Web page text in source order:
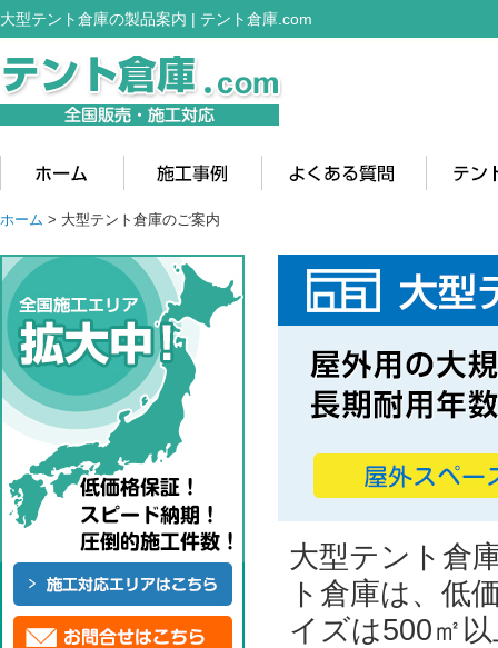
大型テント倉庫の製品案内 | テント倉庫.com
ホーム > 大型テント倉庫のご案内
大型テント倉
ト倉庫は、低
イズは500㎡